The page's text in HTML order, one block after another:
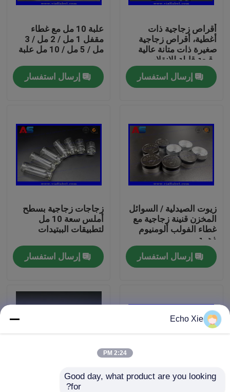
منتجات
معلومات عنا
رقابة جودة
اتصل بنا
تسميات 10ML فيال
أقراص زجاجية ذات
أغطية، أقراص زجاجية
صغيرة ذات متانة عالية
وقبعة قابلة للانقلاب
إرسال استفسار
علبة 10 مل مع غطاء
مقفل 1 مل / 2 مل / 3
مل / 5 مل / 10 مل علبة
إرسال استفسار
زيوت الصيدلية / السوائل
المخزن قنينة زجاجية مع
غطاء الفولب ألومنيوم
ذهبية
إرسال استفسار
زجاجات زجاجية بسطح
أملس سعة 10 مل
لتطبيقات الببتيدات
إرسال استفسار
الببتيد 2 مل قنينة زجاجية
Echo Xie
2:24 PM
Good day, what product are you looking
for?